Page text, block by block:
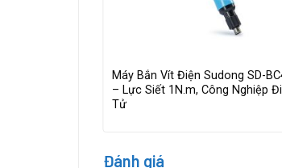
Máy Bắn Vít Điện Sudong SD-
– Lực Siết 1N.m, Công Nghiệp
Tử
Đánh giá